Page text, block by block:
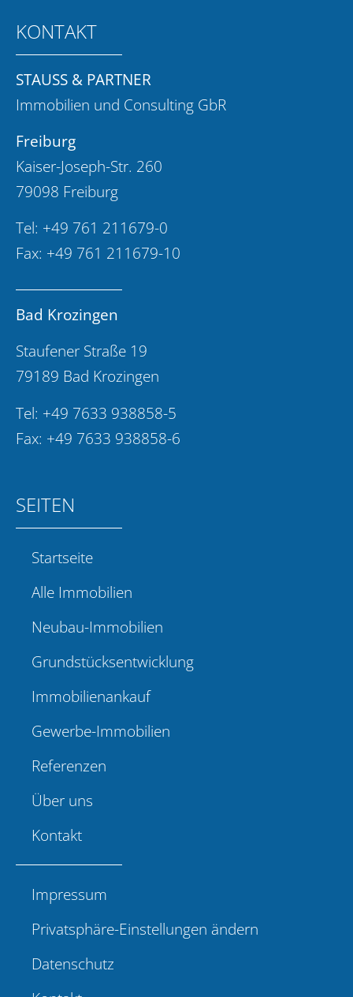
KONTAKT
STAUSS & PARTNER
Immobilien und Consulting GbR
Freiburg
Kaiser-Joseph-Str. 260
79098 Freiburg
Tel: +49 761 211679-0
Fax: +49 761 211679-10
Bad Krozingen
Staufener Straße 19
79189 Bad Krozingen
Tel: +49 7633 938858-5
Fax: +49 7633 938858-6
SEITEN
Startseite
Alle Immobilien
Neubau-Immobilien
Grundstücksentwicklung
Immobilienankauf
Gewerbe-Immobilien
Referenzen
Über uns
Kontakt
Impressum
Privatsphäre-Einstellungen ändern
Datenschutz